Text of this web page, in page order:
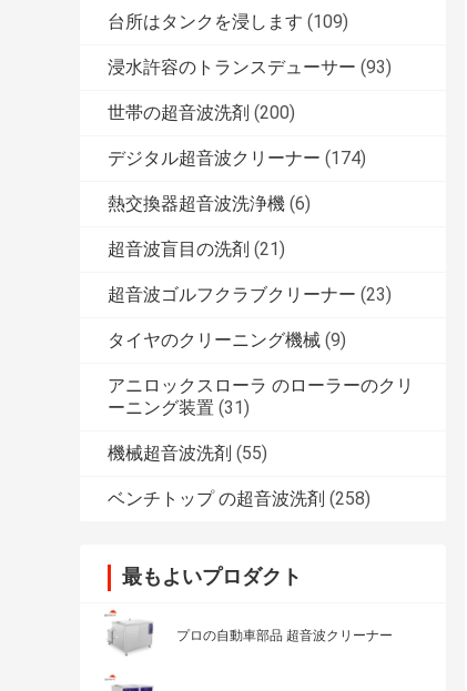
台所はタンクを浸します (109)
浸水許容のトランスデューサー (93)
世帯の超音波洗剤 (200)
デジタル超音波クリーナー (174)
熱交換器超音波洗浄機 (6)
超音波盲目の洗剤 (21)
超音波ゴルフクラブクリーナー (23)
タイヤのクリーニング機械 (9)
アニロックスローラ のローラーのクリ
ーニング装置 (31)
機械超音波洗剤 (55)
ベンチトップ の超音波洗剤 (258)
最もよいプロダクト
プロの自動車部品 超音波クリーナー